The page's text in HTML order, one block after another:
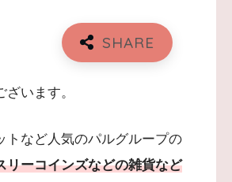
います。
トなど人気のパルグループの
リーコインズなどの雑貨など